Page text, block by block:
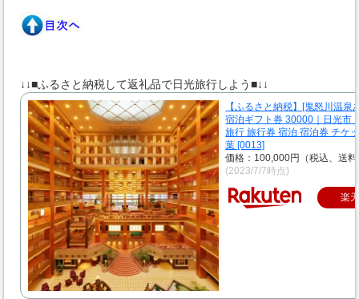
↓↓■ふるさと納税して返礼品で日光旅行しよう■↓↓
【ふるさと納税】[鬼怒川温泉
宿泊ギフト券 30000｜日光市
旅行 旅行券 宿泊 宿泊券 チケ
葉 [0013]
価格：100,000円（税込、送
(2023/7/7時点)
楽